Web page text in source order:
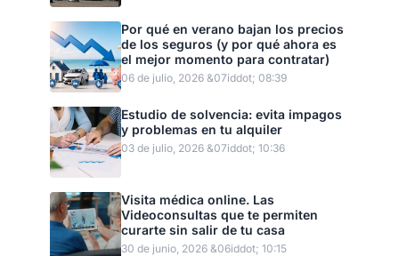
Por qué en verano bajan los precios
de los seguros (y por qué ahora es
el mejor momento para contratar)
06 de julio, 2026 &07iddot; 08:39
Estudio de solvencia: evita impagos
y problemas en tu alquiler
03 de julio, 2026 &07iddot; 10:36
Visita médica online. Las
Videoconsultas que te permiten
curarte sin salir de tu casa
30 de junio, 2026 &06iddot; 10:15